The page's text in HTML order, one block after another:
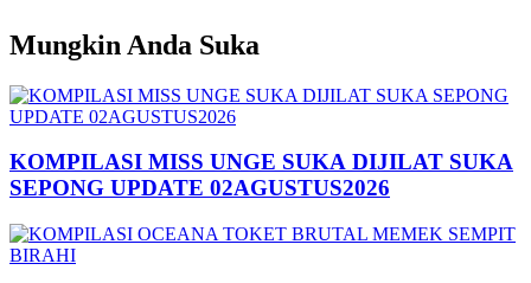
Mungkin Anda Suka
KOMPILASI MISS UNGE SUKA DIJILAT SUKA
SEPONG UPDATE 02AGUSTUS2026